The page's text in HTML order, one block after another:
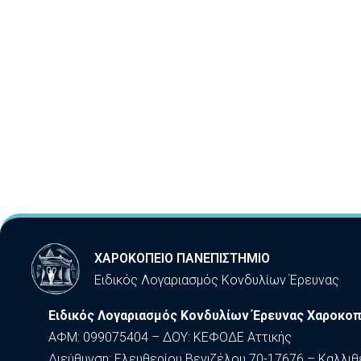
ΧΑΡΟΚΟΠΕΙΟ ΠΑΝΕΠΙΣΤΗΜΙΟ
Ειδικός Λογαριασμός Κονδυλίων Έρευνας
Ειδικός Λογαριασμός Κονδυλίων Έρευνας
ΑΦΜ: 099075404 – ΔΟΥ: ΚΕΦΟΔΕ Αττικής